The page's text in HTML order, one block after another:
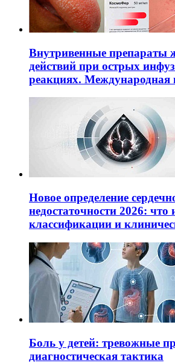
Внутривенные препараты
действий при острых
реакциях. Международная
Новое определение
недостаточности 2026: что
классификации и
Боль у детей: тревожные
диагностическая тактика